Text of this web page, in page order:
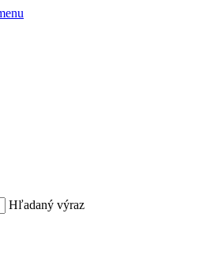
Hľadaný výraz